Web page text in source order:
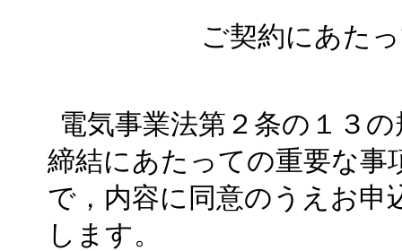
ご契約にあた
電気事業法第２条の１３
締結にあたっての重要な
で，内容に同意のうえお
します。